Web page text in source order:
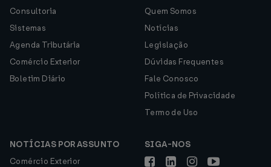
Consultoria
Sistemas
Agenda Tributária
Comércio Exterior
Boletim Diário
Quem Somos
Notícias
Legislação
Dúvidas Frequentes
Fale Conosco
Política de Privacidade
Termo de Uso
NOTÍCIAS POR ASSUNTO
Comércio Exterior
SIGA-NOS